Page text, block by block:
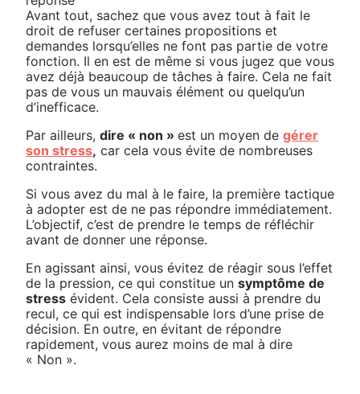
Avant tout, sachez que vous avez tout à fait le
droit de refuser certaines propositions et
demandes lorsqu’elles ne font pas partie de votre
fonction. Il en est de même si vous jugez que vous
avez déjà beaucoup de tâches à faire. Cela ne fait
pas de vous un mauvais élément ou quelqu’un
d’inefficace.
Par ailleurs, dire « non » est un moyen de gérer
son stress, car cela vous évite de nombreuses
contraintes.
Si vous avez du mal à le faire, la première tactique
à adopter est de ne pas répondre immédiatement.
L’objectif, c’est de prendre le temps de réfléchir
avant de donner une réponse.
En agissant ainsi, vous évitez de réagir sous l’effet
de la pression, ce qui constitue un symptôme de
stress évident. Cela consiste aussi à prendre du
recul, ce qui est indispensable lors d’une prise de
décision. En outre, en évitant de répondre
rapidement, vous aurez moins de mal à dire
« Non ».